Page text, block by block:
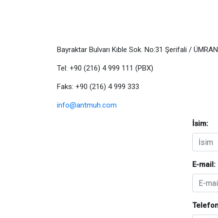
Bayraktar Bulvarı Kıble Sok. No:31 Şerifali /
Tel: +90 (216) 4 999 111 (PBX)
Faks: +90 (216) 4 999 333
info@antmuh.com
İsim:
E-mail: